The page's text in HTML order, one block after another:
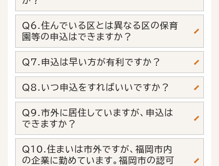
Q6.住んでいる区とは異なる区の保育
園等の申込はできますか？
Q7.申込は早い方が有利ですか？
Q8.いつ申込をすればいいですか？
Q9.市外に居住していますが、申込は
できますか？
Q10.住まいは市外ですが、福岡市内
の企業に勤めています。福岡市の認可